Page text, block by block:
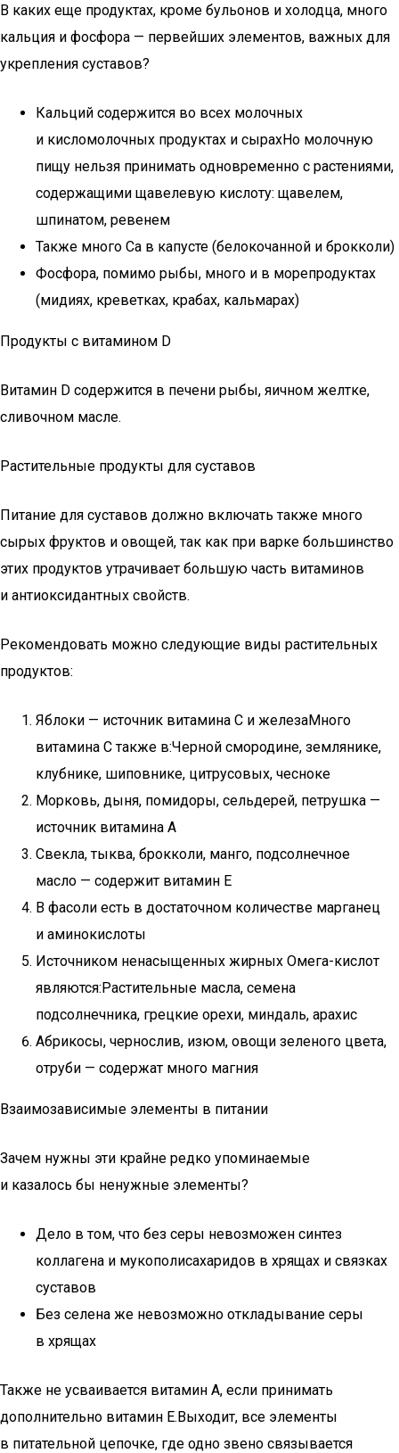
В каких еще продуктах, кроме бульонов и холодца, много
кальция и фосфора — первейших элементов, важных для
укрепления суставов?
Кальций содержится во всех молочных
и кисломолочных продуктах и сырахНо молочную
пищу нельзя принимать одновременно с растениями,
содержащими щавелевую кислоту: щавелем,
шпинатом, ревенем
Также много Ca в капусте (белокочанной и брокколи)
Фосфора, помимо рыбы, много и в морепродуктах
(мидиях, креветках, крабах, кальмарах)
Продукты с витамином D
Витамин D содержится в печени рыбы, яичном желтке,
сливочном масле.
Растительные продукты для суставов
Питание для суставов должно включать также много
сырых фруктов и овощей, так как при варке большинство
этих продуктов утрачивает большую часть витаминов
и антиоксидантных свойств.
Рекомендовать можно следующие виды растительных
продуктов:
Яблоки — источник витамина С и железаМного
витамина С также в:Черной смородине, землянике,
клубнике, шиповнике, цитрусовых, чесноке
Морковь, дыня, помидоры, сельдерей, петрушка —
источник витамина А
Свекла, тыква, брокколи, манго, подсолнечное
масло — содержит витамин Е
В фасоли есть в достаточном количестве марганец
и аминокислоты
Источником ненасыщенных жирных Омега-кислот
являются:Растительные масла, семена
подсолнечника, грецкие орехи, миндаль, арахис
Абрикосы, чернослив, изюм, овощи зеленого цвета,
отруби — содержат много магния
Взаимозависимые элементы в питании
Зачем нужны эти крайне редко упоминаемые
и казалось бы ненужные элементы?
Дело в том, что без серы невозможен синтез
коллагена и мукополисахаридов в хрящах и связках
суставов
Без селена же невозможно откладывание серы
в хрящах
Также не усваивается витамин А, если принимать
дополнительно витамин Е.Выходит, все элементы
в питательной цепочке, где одно звено связывается